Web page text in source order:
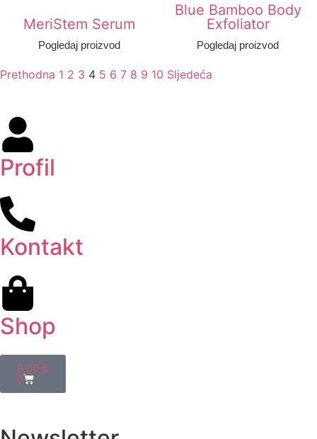
MeriStem Serum
Pogledaj proizvod
Blue Bamboo Body
Exfoliator
Pogledaj proizvod
Prethodna 1 2 3 4 5 6 7 8 9 10 Sljedeća
Profil
Kontakt
Shop
0,00 €
0